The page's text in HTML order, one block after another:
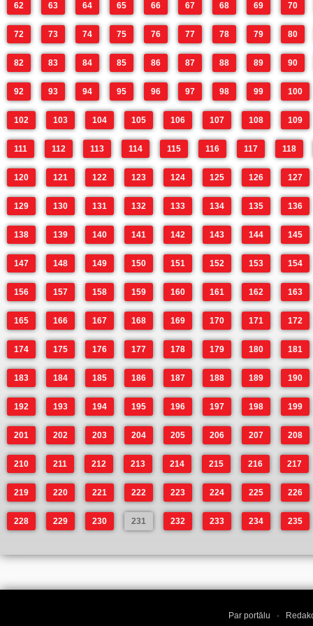
62 63 64 65 66 67 68 69 70
72 73 74 75 76 77 78 79 80
82 83 84 85 86 87 88 89 90
92 93 94 95 96 97 98 99 100
102 103 104 105 106 107 108 109
111 112 113 114 115 116 117 118
120 121 122 123 124 125 126 127
129 130 131 132 133 134 135 136
138 139 140 141 142 143 144 145
147 148 149 150 151 152 153 154
156 157 158 159 160 161 162 163
165 166 167 168 169 170 171 172
174 175 176 177 178 179 180 181
183 184 185 186 187 188 189 190
192 193 194 195 196 197 198 199
201 202 203 204 205 206 207 208
210 211 212 213 214 215 216 217
219 220 221 222 223 224 225 226
228 229 230 231 232 233 234 235
Par portālu ·